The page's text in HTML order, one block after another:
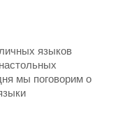
языков
мы поговорим о